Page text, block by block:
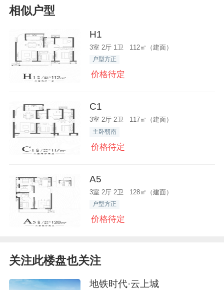
相似户型
H1
3室 2厅 1卫 112㎡（建面）
户型方正
价格待定
C1
3室 2厅 2卫 117㎡（建面）
主卧朝南
价格待定
A5
3室 2厅 2卫 128㎡（建面）
户型方正
价格待定
关注此楼盘也关注
地铁时代·云上城